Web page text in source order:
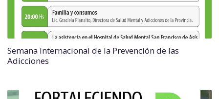
Semana Internacional de la Prevención de las
Adicciones